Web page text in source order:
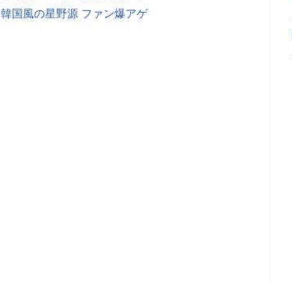
韓国風の星野源 ファン爆アゲ